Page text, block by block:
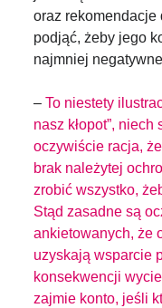
oraz rekomendacje
podjąć, żeby jego
najmniej
–To niestety
nasz kłopot”, niech
oczywiście racja,
brak należytej
zrobić wszystko,
Stąd zasadne są
ankietowanych, że
uzyskają wsparcie
konsekwencji
zajmie konto, jeśli